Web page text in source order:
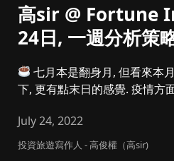
高sir @ Fortune
24日, 一週分析策
七月本是翻身月, 但看來本
下, 更有點末日的感覺. 疫情方
July 24, 2022
投資旅遊寫作人 - 高俊權（高sir)